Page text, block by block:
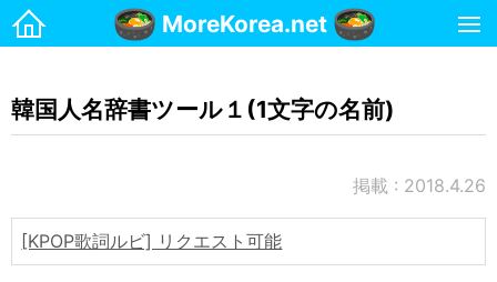
MoreKorea.net
韓国生活
携帯電話
治安・安全
韓国人名辞書ツール１(1文字の名前)
掲載 : 2018.4.26
[KPOP歌詞ルビ] リクエスト可能